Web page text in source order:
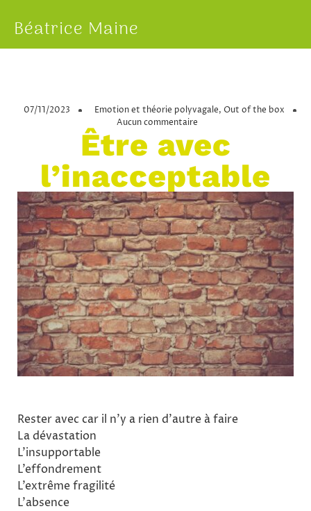
Béatrice Maine
07/11/2023 Emotion et théorie polyvagale, Out of the box
Aucun commentaire
Être avec
l’inacceptable
Rester avec car il n’y a rien d’autre à faire
La dévastation
L’insupportable
L’effondrement
L’extrême fragilité
L’absence